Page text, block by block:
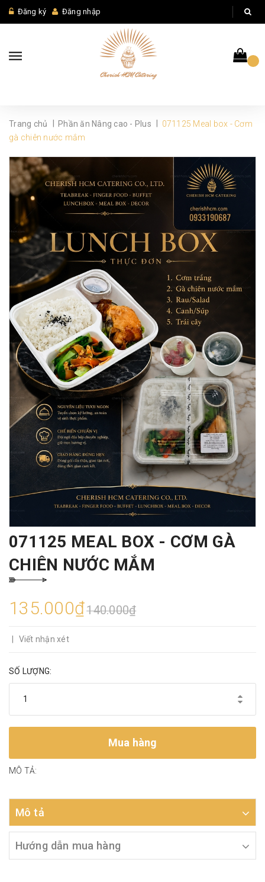
Đăng ký Đăng nhập
Trang chủ Phần ăn Nâng cao - Plus
071125 Meal box - Cơm
gà chiên nước mắm
071125 MEAL BOX - CƠM GÀ
CHIÊN NƯỚC MẮM
135.000₫140.000₫
Viết nhận xét
SỐ LƯỢNG:
Mua hàng
MÔ TẢ:
Mô tả
Hướng dẫn mua hàng